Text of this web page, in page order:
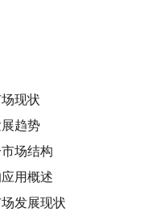
现状
趋势
场结构
用概述
发展现状